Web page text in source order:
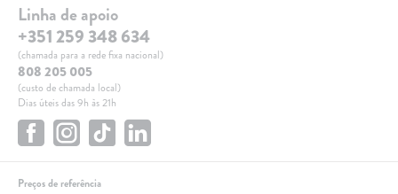
Linha de apoio
+351 259 348 634
(chamada para a rede fixa nacional)
808 205 005
(custo de chamada local)
Dias úteis das 9h às 21h
Preços de referência